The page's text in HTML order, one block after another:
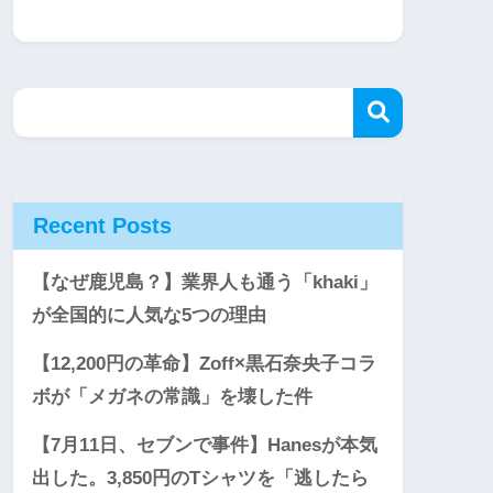
Recent Posts
【なぜ鹿児島？】業界人も通う「khaki」
が全国的に人気な5つの理由
【12,200円の革命】Zoff×黒石奈央子コラ
ボが「メガネの常識」を壊した件
【7月11日、セブンで事件】Hanesが本気
出した。3,850円のTシャツを「逃したら